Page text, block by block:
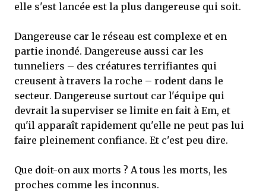
elle s'est lancée est la plus dangereuse qui soit.
Dangereuse car le réseau est complexe et en
partie inondé. Dangereuse aussi car les
tunneliers – des créatures terrifiantes qui
creusent à travers la roche – rodent dans le
secteur. Dangereuse surtout car l'équipe qui
devrait la superviser se limite en fait à Em, et
qu'il apparaît rapidement qu'elle ne peut pas lui
faire pleinement confiance. Et c'est peu dire.
Que doit-on aux morts ? A tous les morts, les
proches comme les inconnus.